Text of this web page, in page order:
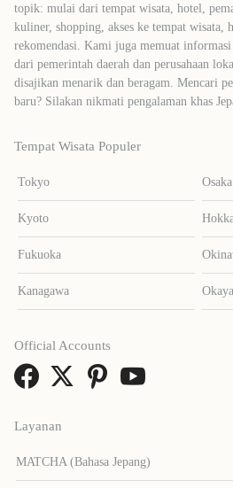
topik: mulai dari tempat wisata, hotel,
kuliner, shopping, akses ke tempat wisata,
rekomendasi. Kami juga memuat informasi
dari pemerintah daerah dan perusahaan
disajikan menarik dan beragam. Mencari
baru? Silakan nikmati pengalaman khas
Tempat Wisata Populer
Tokyo Osaka
Kyoto
Fukuoka
Kanagawa
Layanan
MATCHA (Bahasa Jepang)
Official Accounts